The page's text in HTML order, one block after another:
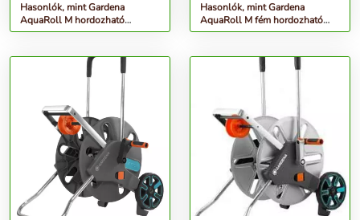
Hasonlók, mint Gardena
AquaRoll M hordozható
Tömlőkocsi - kék-szürke
Hasonlók, mint Gardena
AquaRoll M fém hordozható
Tömlőkocsi (2681 utódja) -